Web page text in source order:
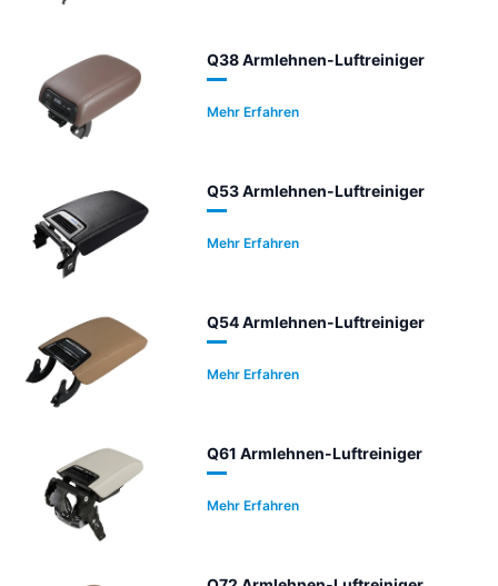
Q38 Armlehnen-Luftreiniger
Mehr Erfahren
Q53 Armlehnen-Luftreiniger
Mehr Erfahren
Q54 Armlehnen-Luftreiniger
Mehr Erfahren
Q61 Armlehnen-Luftreiniger
Mehr Erfahren